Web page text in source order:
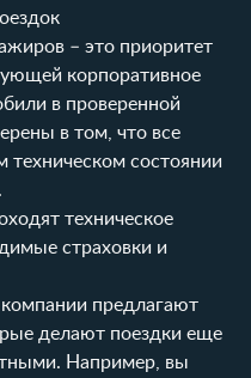
– это приоритет
корпоративное
в проверенной
в том, что все
состоянии
техническое
страховки и
предлагают
делают поездки еще
Например, вы